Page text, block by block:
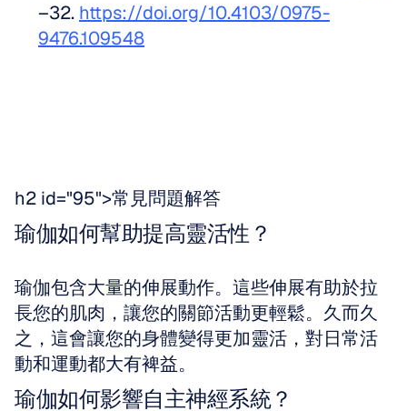
–32. https://doi.org/10.4103/0975-
9476.109548
h2 id="95">常見問題解答
瑜伽如何幫助提高靈活性？
瑜伽包含大量的伸展動作。這些伸展有助於拉
長您的肌肉，讓您的關節活動更輕鬆。久而久
之，這會讓您的身體變得更加靈活，對日常活
動和運動都大有裨益。
瑜伽如何影響自主神經系統？